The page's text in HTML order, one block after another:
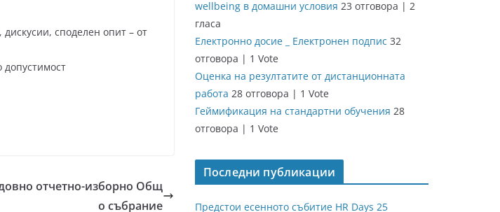
споделен опит – от
отчетно-изборно Общ
о събрание
wellbeing в домашни условия 23 отговора | 2
гласа
Електронно досие _ Електронен подпис 32
отговора | 1 Vote
Оценка на резултатите от дистанционната
работа 28 отговора | 1 Vote
Геймификация на стандартни обучения 28
отговора | 1 Vote
Последни публикации
Предстои есенното събитие HR Days 25